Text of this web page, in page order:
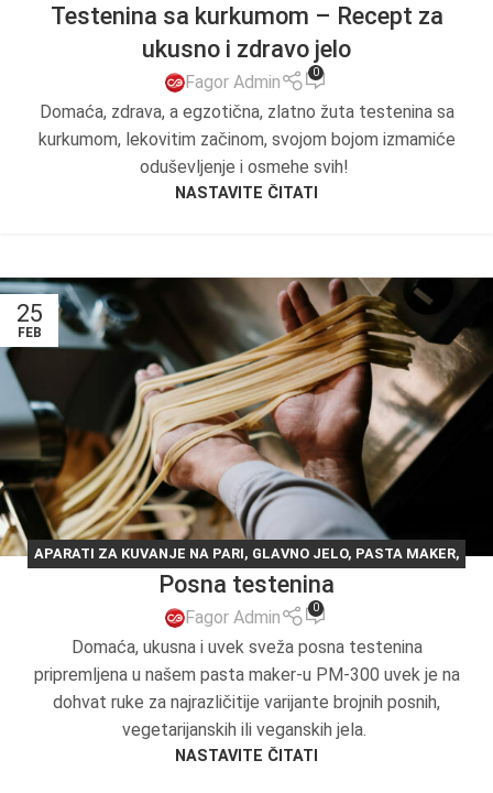
RECEPT DANA,RECEPTI, TESTO
Testenina sa kurkumom – Recept za
ukusno i zdravo jelo
Fagor Admin 0
Domaća, zdrava, a egzotična, zlatno žuta testenina sa
kurkumom, lekovitim začinom, svojom bojom izmamiće
oduševljenje i osmehe svih!
NASTAVITE ČITATI
25
FEB
APARATI ZA KUVANJE NA PARI, GLAVNO JELO, PASTA MAKER,
RECEPT DANA,RECEPTI,TESTO
Posna testenina
Fagor Admin 0
Domaća, ukusna i uvek sveža posna testenina
pripremljena u našem pasta maker-u PM-300 uvek je na
dohvat ruke za najrazličitije varijante brojnih posnih,
vegetarijanskih ili veganskih jela.
NASTAVITE ČITATI